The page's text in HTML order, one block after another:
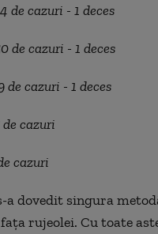
de cazuri - 1 deces
de cazuri - 1 deces
de cazuri - 1 deces
cazuri
cazuri
a dovedit singura
rujeolei. Cu toate